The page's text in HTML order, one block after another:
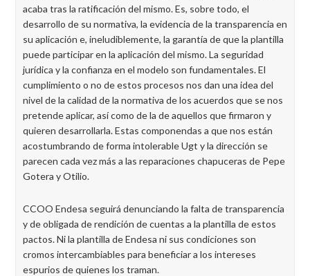
acaba tras la ratificación del mismo. Es, sobre todo, el
desarrollo de su normativa, la evidencia de la transparencia en
su aplicación e, ineludiblemente, la garantía de que la plantilla
puede participar en la aplicación del mismo. La seguridad
jurídica y la confianza en el modelo son fundamentales. El
cumplimiento o no de estos procesos nos dan una idea del
nivel de la calidad de la normativa de los acuerdos que se nos
pretende aplicar, así como de la de aquellos que firmaron y
quieren desarrollarla. Estas componendas a que nos están
acostumbrando de forma intolerable Ugt y la dirección se
parecen cada vez más a las reparaciones chapuceras de Pepe
Gotera y Otilio.
CCOO Endesa seguirá denunciando la falta de transparencia
y de obligada de rendición de cuentas a la plantilla de estos
pactos. Ni la plantilla de Endesa ni sus condiciones son
cromos intercambiables para beneficiar a los intereses
espurios de quienes los traman.